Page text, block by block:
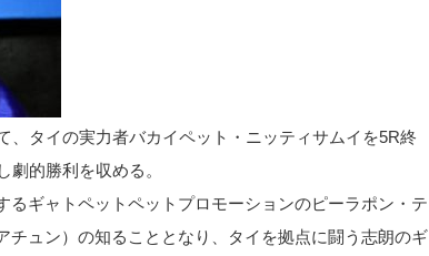
、タイの実力者バカイペット・ニッティサムイを5R終
劇的勝利を収める。
るギャトペットペットプロモーションのピーラポン・テ
チュン）の知ることとなり、タイを拠点に闘う志朗のギ